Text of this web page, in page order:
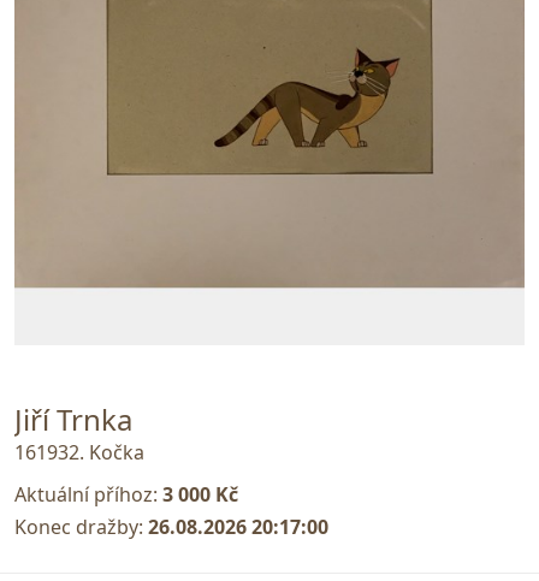
Jiří Trnka
161932. Kočka
Aktuální příhoz: 3 000 Kč
Konec dražby: 26.08.2026 20:17:00